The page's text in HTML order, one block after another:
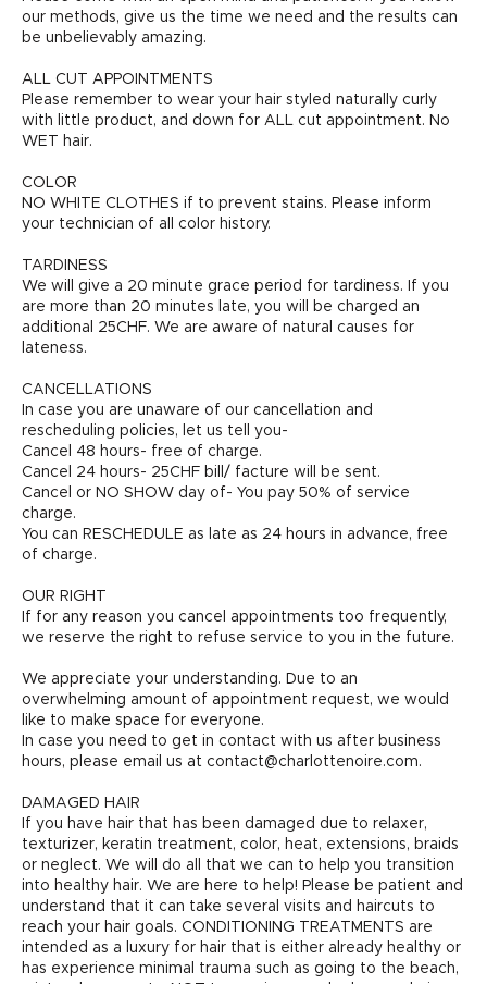
our methods, give us the time we need and the results can
be unbelievably amazing.
ALL CUT APPOINTMENTS
Please remember to wear your hair styled naturally curly
with little product, and down for ALL cut appointment. No
WET hair.
COLOR
NO WHITE CLOTHES if to prevent stains. Please inform
your technician of all color history.
TARDINESS
We will give a 20 minute grace period for tardiness. If you
are more than 20 minutes late, you will be charged an
additional 25CHF. We are aware of natural causes for
lateness.
CANCELLATIONS
In case you are unaware of our cancellation and
rescheduling policies, let us tell you-
Cancel 48 hours- free of charge.
Cancel 24 hours- 25CHF bill/ facture will be sent.
Cancel or NO SHOW day of- You pay 50% of service
charge.
You can RESCHEDULE as late as 24 hours in advance, free
of charge.
OUR RIGHT
If for any reason you cancel appointments too frequently,
we reserve the right to refuse service to you in the future.
We appreciate your understanding. Due to an
overwhelming amount of appointment request, we would
like to make space for everyone.
In case you need to get in contact with us after business
hours, please email us at contact@charlottenoire.com.
DAMAGED HAIR
If you have hair that has been damaged due to relaxer,
texturizer, keratin treatment, color, heat, extensions, braids
or neglect. We will do all that we can to help you transition
into healthy hair. We are here to help! Please be patient and
understand that it can take several visits and haircuts to
reach your hair goals. CONDITIONING TREATMENTS are
intended as a luxury for hair that is either already healthy or
has experience minimal trauma such as going to the beach,